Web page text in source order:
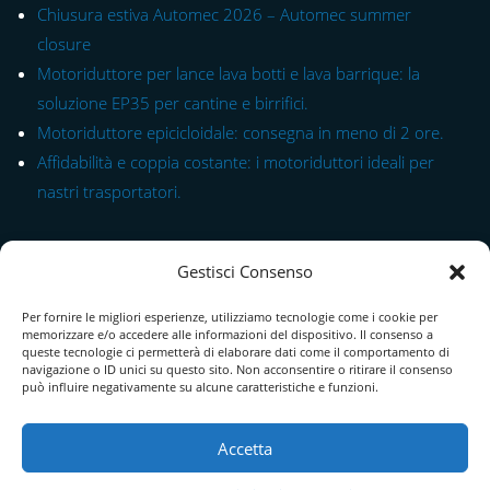
Gestisci Consenso
Per fornire le migliori esperienze, utilizziamo tecnologie come i cookie per
memorizzare e/o accedere alle informazioni del dispositivo. Il consenso a
queste tecnologie ci permetterà di elaborare dati come il comportamento di
navigazione o ID unici su questo sito. Non acconsentire o ritirare il consenso
può influire negativamente su alcune caratteristiche e funzioni.
Accetta
Chiusura estiva Automec 2026 – Automec summer
closure
Motoriduttore per lance lava botti e lava barrique: la
soluzione EP35 per cantine e birrifici.
Motoriduttore epicicloidale: consegna in meno di 2 ore.
Affidabilità e coppia costante: i motoriduttori ideali per
nastri trasportatori.
Chi Siamo
Download Catalogo PDF